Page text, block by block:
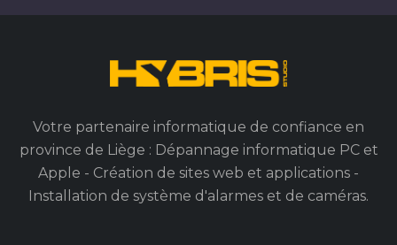
Votre partenaire informatique de confiance en
province de Liège : Dépannage informatique PC et
Apple - Création de sites web et applications -
Installation de système d'alarmes et de caméras.